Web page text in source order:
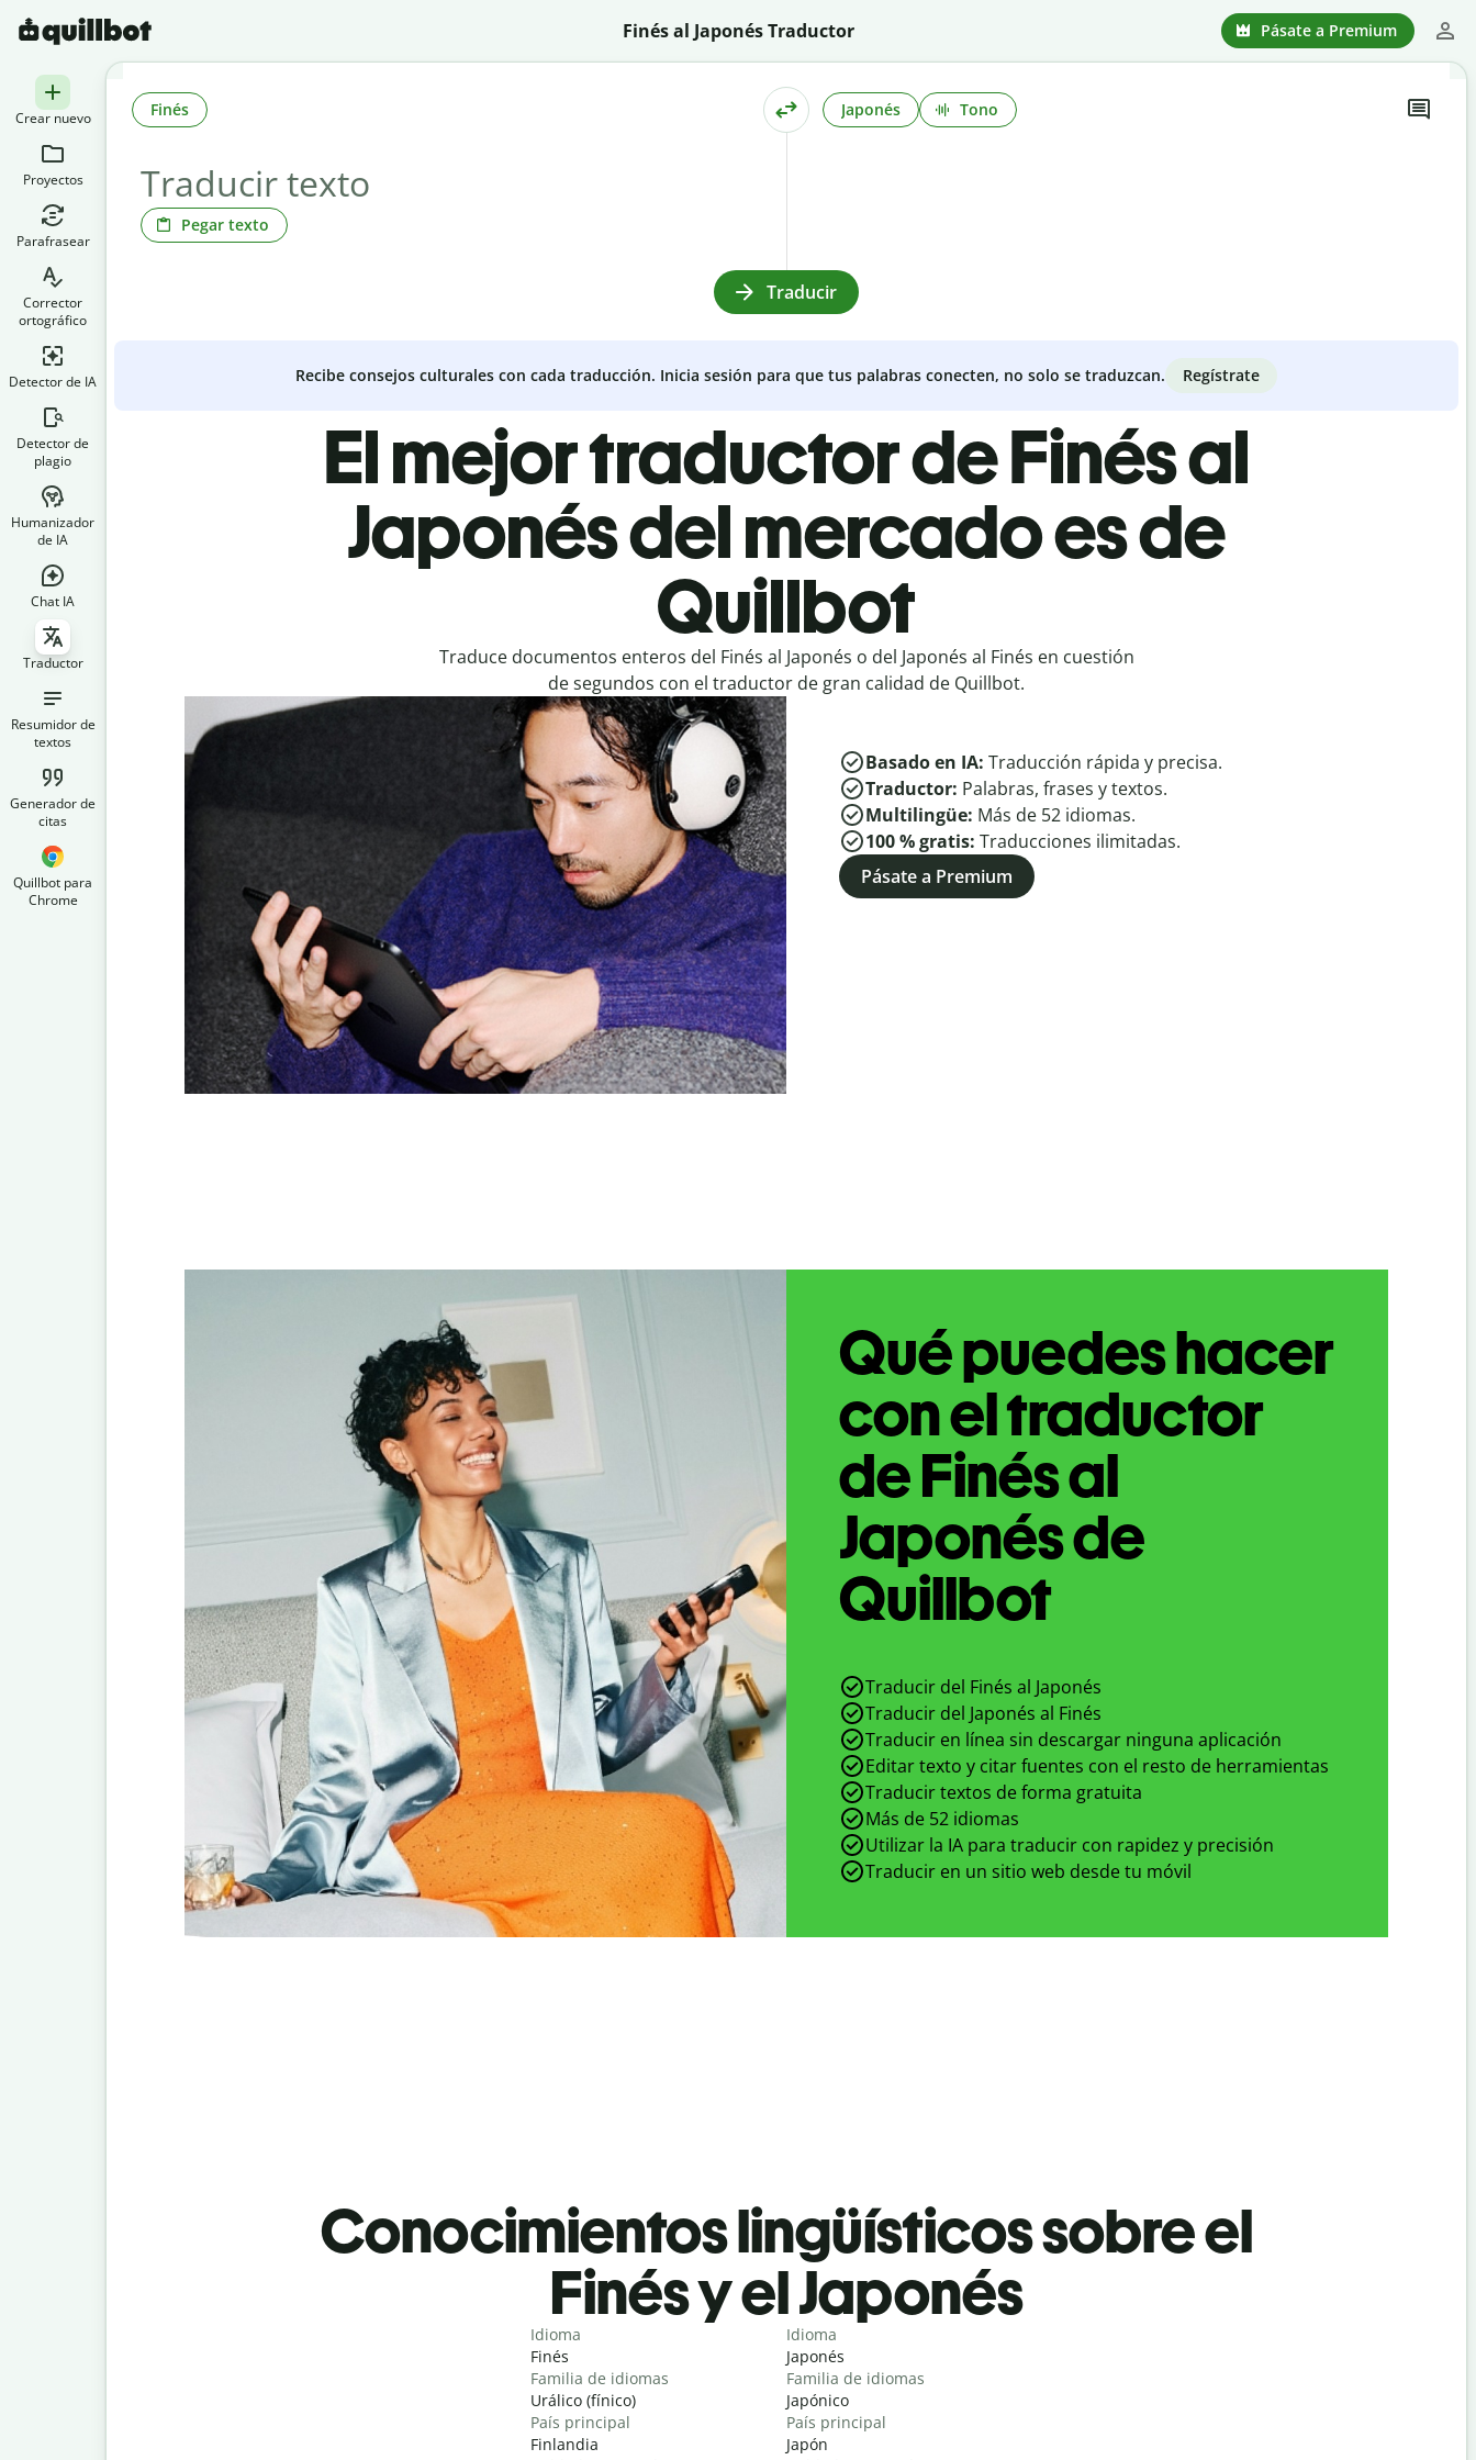
Finés al Japonés Traductor Pásate a Premium
Crear nuevo
Proyectos
Parafrasear
Corrector
ortográfico
Detector de IA
Detector de
plagio
Humanizador
de IA
Chat IA
Traductor
Resumidor de
textos
Generador de
citas
Quillbot para
Chrome
Pegar texto
Finés Japonés Tono
Traducir
Recibe consejos culturales con cada traducción. Inicia sesión para que tus palabras conecten, no solo se traduzcan. Regístrate
El mejor traductor de Finés al
Japonés del mercado es de
Quillbot
Traduce documentos enteros del Finés al Japonés o del Japonés al Finés en cuestión
de segundos con el traductor de gran calidad de Quillbot.
Basado en IA: Traducción rápida y precisa.
Traductor: Palabras, frases y textos.
Multilingüe: Más de 52 idiomas.
100 % gratis: Traducciones ilimitadas.
Pásate a Premium
Qué puedes hacer
con el traductor
de Finés al
Japonés de
Quillbot
Traducir del Finés al Japonés
Traducir del Japonés al Finés
Traducir en línea sin descargar ninguna aplicación
Editar texto y citar fuentes con el resto de herramientas
Traducir textos de forma gratuita
Más de 52 idiomas
Utilizar la IA para traducir con rapidez y precisión
Traducir en un sitio web desde tu móvil
Conocimientos lingüísticos sobre el
Finés y el Japonés
Idioma
Finés
Familia de idiomas
Urálico (fínico)
País principal
Finlandia
Idioma
Japonés
Familia de idiomas
Japónico
País principal
Japón